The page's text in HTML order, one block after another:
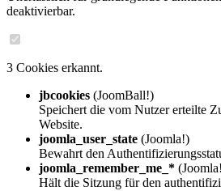
deaktivierbar.
3 Cookies erkannt.
jbcookies (JoomBall!)
Speichert die vom Nutzer erteilte
Website.
joomla_user_state (Joomla!)
Bewahrt den
joomla_remember_me_*
Hält die Sitzung für den